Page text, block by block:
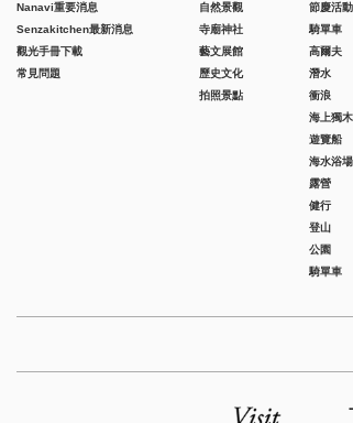
Nanavi重要消息
Senzakitchen最新消息
觀光手冊下載
常見問題
自然景觀
寺廟神社
藝文展館
歷史文化
拍照景點
節慶活動
騎單車
高爾夫
潛水
衝浪
海上獨
遊覽船
海水浴場
露營
健行
登山
公園
騎單車